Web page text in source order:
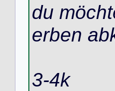
du
erben
3-4k